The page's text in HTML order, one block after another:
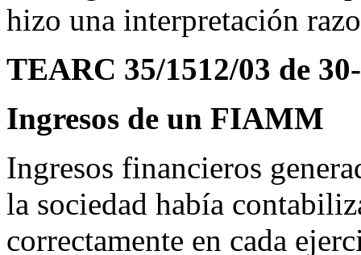
hizo una interpretación
TEARC 35/1512/03 de
Ingresos de un FIAMM
Ingresos financieros
la sociedad había
correctamente en cada